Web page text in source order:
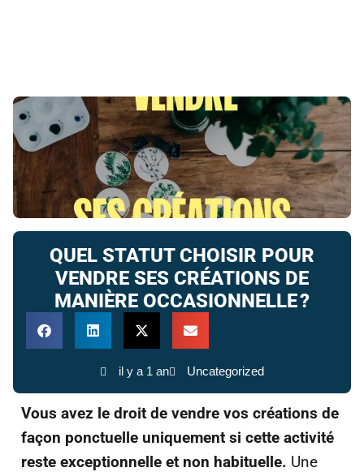
QUEL STATUT CHOISIR POUR
VENDRE SES CRÉATIONS DE
MANIÈRE OCCASIONNELLE ?
il y a 1 an Uncategorized
Vous avez le droit de vendre vos créations de
façon ponctuelle uniquement si cette activité
reste exceptionnelle et non habituelle. Une